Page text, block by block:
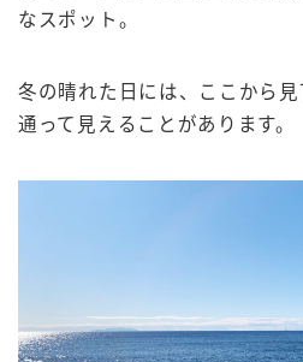
なスポット。
冬の晴れた日には、ここから
通って見えることがあります。